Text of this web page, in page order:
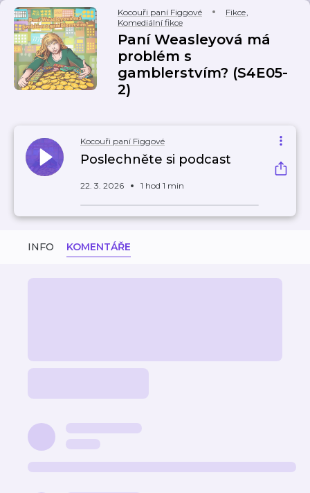
Kocouři paní Figgové Fikce,
Komediální fikce
Paní Weasleyová má
problém s
gamblerstvím? (S4E05-
2)
Kocouři paní Figgové
Poslechněte si podcast
22. 3. 2026 1 hod 1 min
INFO KOMENTÁŘE